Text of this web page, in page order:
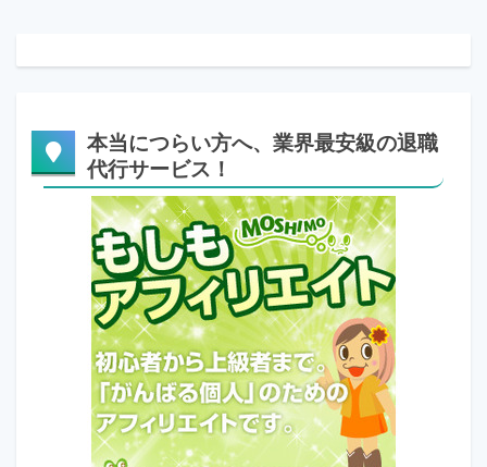
本当につらい方へ、業界最安級の退職
代行サービス！